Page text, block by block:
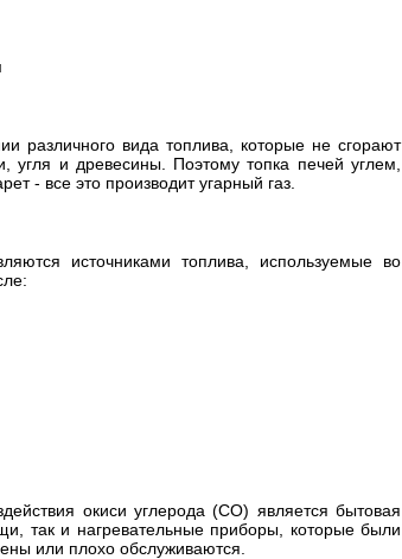
различного вида топлива, которые не сгорают
угля и древесины. Поэтому топка печей углем,
- все это производит угарный газ.
источниками топлива, используемые во
окиси углерода (СО) является бытовая
так и нагревательные приборы, которые были
или плохо обслуживаются.